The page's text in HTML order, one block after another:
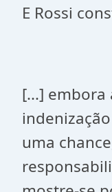
E Rossi
[...] embora
uma